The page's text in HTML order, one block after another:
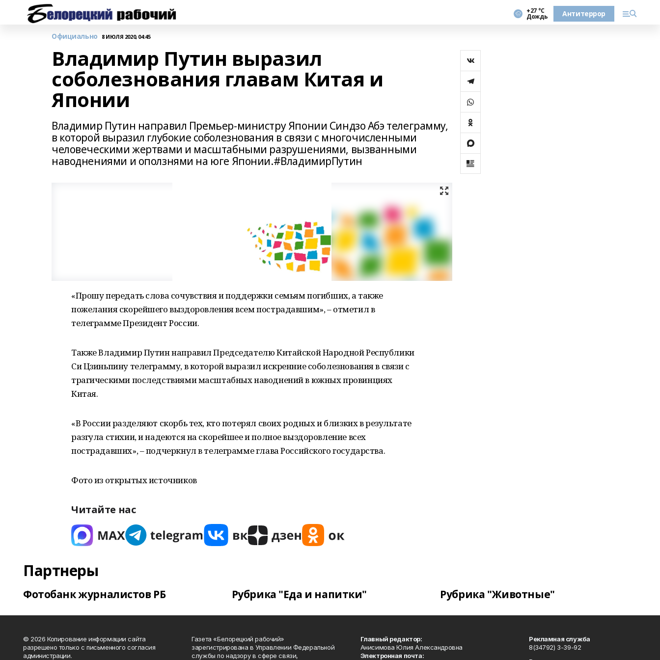
+27 °С
Дождь Антитеррор
Официально 8 ИЮЛЯ 2020, 04:45
Владимир Путин выразил
соболезнования главам Китая и
Японии
Владимир Путин направил Премьер-министру Японии Синдзо Абэ телеграмму,
в которой выразил глубокие соболезнования в связи с многочисленными
человеческими жертвами и масштабными разрушениями, вызванными
наводнениями и оползнями на юге Японии.#ВладимирПутин
«Прошу передать слова сочувствия и поддержки семьям погибших, а также
пожелания скорейшего выздоровления всем пострадавшим», – отметил в
телеграмме Президент России.
Также Владимир Путин направил Председателю Китайской Народной Республики
Си Цзиньпину телеграмму, в которой выразил искренние соболезнования в связи с
трагическими последствиями масштабных наводнений в южных провинциях
Китая.
«В России разделяют скорбь тех, кто потерял своих родных и близких в результате
разгула стихии, и надеются на скорейшее и полное выздоровление всех
пострадавших», – подчеркнул в телеграмме глава Российского государства.
Фото из открытых источников
Читайте нас
Партнеры
Фотобанк журналистов РБ Рубрика "Еда и напитки" Рубрика "Животные"
© 2026 Копирование информации сайта
разрешено только с письменного согласия
администрации.
Газета «Белорецкий рабочий»
зарегистрирована в Управлении Федеральной
службы по надзору в сфере связи,
Главный редактор:
Анисимова Юлия Александровна
Электронная почта:
Рекламная служба
8(34792) 3-39-92